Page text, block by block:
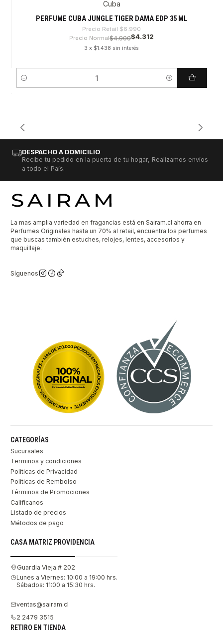
Cuba
PERFUME CUBA JUNGLE TIGER DAMA EDP 35 ML
Precio Retail $6.990
Precio Normal$4.900$4.312
3 x $1.438 sin interés
Cantidad
DESPACHO A DOMICILIO
Recibe tu pedido en la puerta de tu hogar, Realizamos envíos
a todo el País.
La mas amplia variedad en fragancias está en Sairam.cl ahorra en
Perfumes Originales hasta un 70% al retail, encuentra los perfumes
que buscas también estuches, relojes, lentes, accesorios y
maquillaje.
Síguenos
CATEGORÍAS
Sucursales
Terminos y condiciones
Políticas de Privacidad
Políticas de Rembolso
Términos de Promociones
Califícanos
Listado de precios
Métodos de pago
CASA MATRIZ PROVIDENCIA
Guardia Vieja # 202
Lunes a Viernes: 10:00 a 19:00 hrs.
Sábados: 11:00 a 15:30 hrs.
ventas@sairam.cl
2 2479 3515
RETIRO EN TIENDA